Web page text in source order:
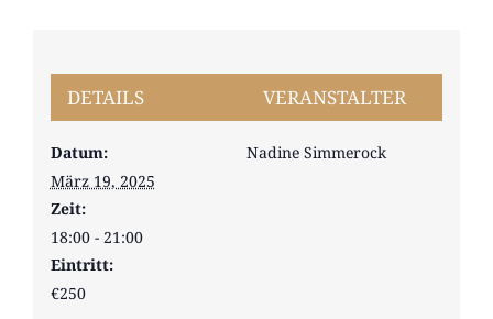
DETAILS
Datum:
März 19, 2025
Zeit:
18:00 - 21:00
Eintritt:
€250
VERANSTALTER
Nadine Simmerock